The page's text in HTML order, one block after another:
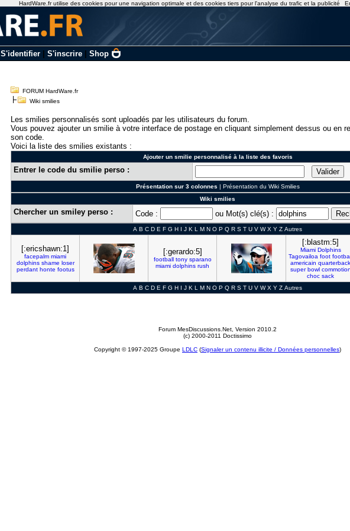
S'identifier| S'inscrire| Shop
FORUM HardWare.fr
Wiki smilies
Les smilies personnalisés sont uploadés par les utilisateurs du forum.
Vous pouvez ajouter un smilie à votre interface de postage en cliquant simplement dessus ou en
son code.
Voici la liste des smilies existants :
Ajouter un smilie personnalisé à la liste des favoris
Entrer le code du smilie perso :
Présentation sur 3 colonnes | Présentation du Wiki Smilies
Wiki smilies
Chercher un smiley perso : Code : ou Mot(s) clé(s) :
A B C D E F G H I J K L M N O P Q R S T U V W X Y Z Autres
[:ericshawn:1]
facepalm miami
dolphins shame loser
perdant honte footus
[:gerardo:5]
football tony sparano
miami dolphins rush
[:blastm:5]
Miami Dolphins
Tagovailoa foot
americain quarterback
super bowl
choc sack
A B C D E F G H I J K L M N O P Q R S T U V W X Y Z Autres
Forum MesDiscussions.Net , Version 2010.2
(c) 2000-2011 Doctissimo
Copyright © 1997-2025 Groupe LDLC (Signaler un contenu illicite / Données personnelles)
HardWare.fr utilise des cookies pour une navigation optimale et des cookies tiers pour l'analyse du trafic et la publicité